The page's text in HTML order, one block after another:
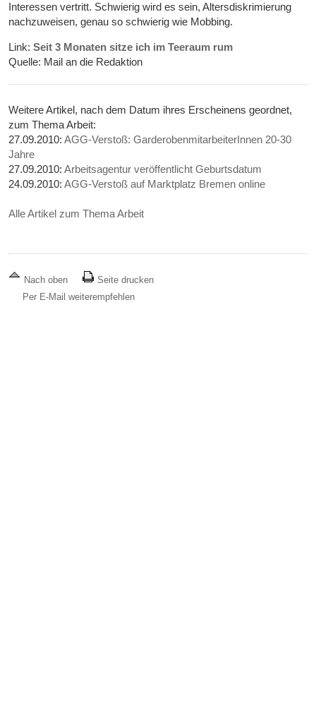
Interessen vertritt. Schwierig wird es sein, Altersdiskrimierung
nachzuweisen, genau so schwierig wie Mobbing.
Link:Seit 3 Monaten sitze ich im Teeraum rum
Quelle: Mail an die Redaktion
Weitere Artikel, nach dem Datum ihres Erscheinens geordnet,
zum Thema Arbeit:
27.09.2010:AGG-Verstoß: GarderobenmitarbeiterInnen 20-30
Jahre
27.09.2010:Arbeitsagentur veröffentlicht Geburtsdatum
24.09.2010:AGG-Verstoß auf Marktplatz Bremen online
Alle Artikel zum Thema Arbeit
Nach oben
Seite drucken
Per E-Mail weiterempfehlen